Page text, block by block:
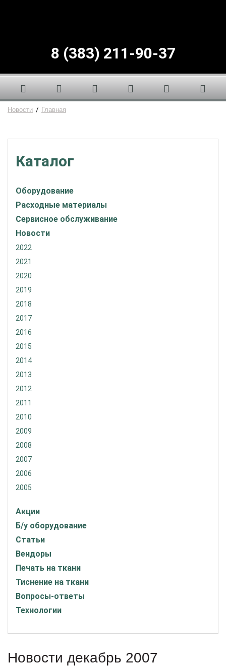
8 (383) 211-90-37
Новости / Главная
Каталог
Оборудование
Расходные материалы
Сервисное обслуживание
Новости
2022
2021
2020
2019
2018
2017
2016
2015
2014
2013
2012
2011
2010
2009
2008
2007
2006
2005
Акции
Б/у оборудование
Статьи
Вендоры
Печать на ткани
Тиснение на ткани
Вопросы-ответы
Технологии
Новости декабрь 2007